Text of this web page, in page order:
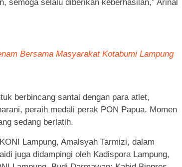
semoga selalu diberikan keberhasilan,” Arinal
Bersama Masyarakat Kotabumi Lampung
berbincang santai dengan para atlet,
peraih medali perak PON Papua. Momen
sedang berlatih.
Lampung, Amalsyah Tarmizi, dalam
juga didampingi oleh Kadispora Lampung,